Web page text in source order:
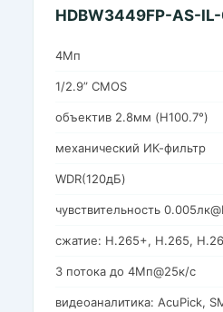
HDBW3449FP-AS-
4Мп
1/2.9” CMOS
объектив 2.8мм (H100.7°)
механический ИК-фильтр
WDR(120дБ)
чувствительность
сжатие: H.265+, H.265,
3 потока до 4Мп@25к/с
видеоаналитика: AcuPick,